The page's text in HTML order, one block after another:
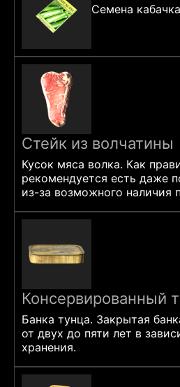
Семена
Стейк из волчатины
Кусок мяса волка. Как
рекомендуется есть даже
из-за возможного наличия
Консервированный
Банка тунца. Закрытая
от двух до пяти лет в
хранения.